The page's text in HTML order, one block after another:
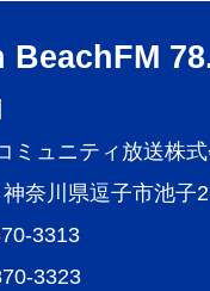
BeachFM
ミュニティ放送株
奈川県逗子市池子
3313
3323